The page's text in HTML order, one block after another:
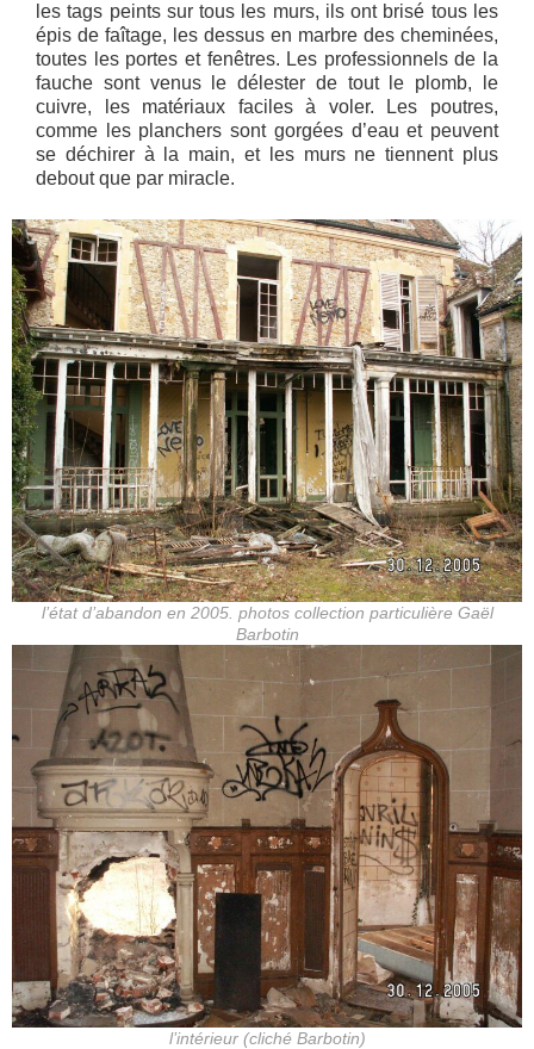
les tags peints sur tous les murs, ils ont brisé tous les
épis de faîtage, les dessus en marbre des cheminées,
toutes les portes et fenêtres. Les professionnels de la
fauche sont venus le délester de tout le plomb, le
cuivre, les matériaux faciles à voler. Les poutres,
comme les planchers sont gorgées d’eau et peuvent
se déchirer à la main, et les murs ne tiennent plus
debout que par miracle.
l’état d’abandon en 2005. photos collection particulière Gaël
Barbotin
l’intérieur (cliché Barbotin)